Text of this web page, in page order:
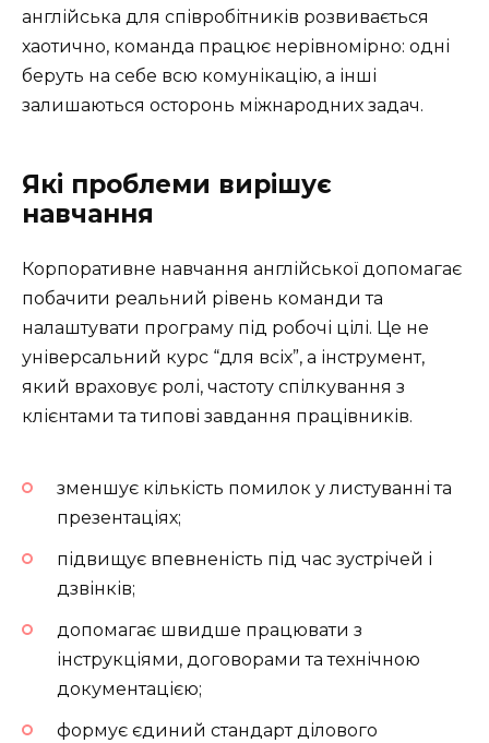
англійська для співробітників розвивається
хаотично, команда працює нерівномірно: одні
беруть на себе всю комунікацію, а інші
залишаються осторонь міжнародних задач.
Які проблеми вирішує
навчання
Корпоративне навчання англійської допомагає
побачити реальний рівень команди та
налаштувати програму під робочі цілі. Це не
універсальний курс “для всіх”, а інструмент,
який враховує ролі, частоту спілкування з
клієнтами та типові завдання працівників.
зменшує кількість помилок у листуванні та
презентаціях;
підвищує впевненість під час зустрічей і
дзвінків;
допомагає швидше працювати з
інструкціями, договорами та технічною
документацією;
формує єдиний стандарт ділового